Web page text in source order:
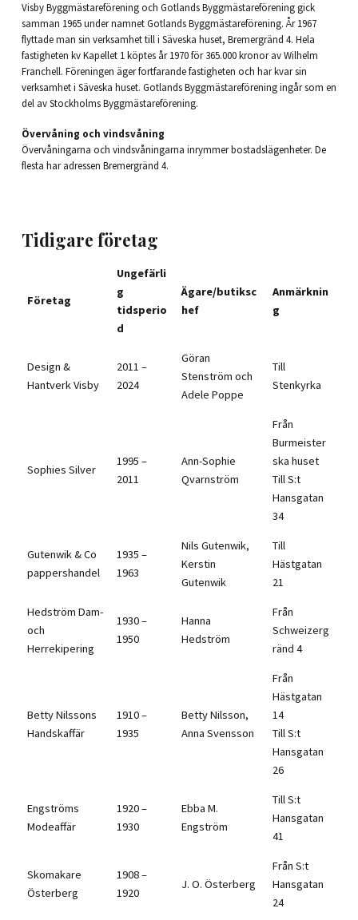
Visby Byggmästareförening och Gotlands Byggmästareförening gick
samman 1965 under namnet Gotlands Byggmästareförening. År 1967
flyttade man sin verksamhet till i Säveska huset, Bremergränd 4. Hela
fastigheten kv Kapellet 1 köptes år 1970 för 365.000 kronor av Wilhelm
Franchell. Föreningen äger fortfarande fastigheten och har kvar sin
verksamhet i Säveska huset. Gotlands Byggmästareförening ingår som en
del av Stockholms Byggmästareförening.
Övervåning och vindsvåning
Övervåningarna och vindsvåningarna inrymmer bostadslägenheter. De
flesta har adressen Bremergränd 4.
Tidigare företag
Företag
Ungefärli
g
tidsperio
d
Ägare/butiksc
hef
Anmärknin
g
Design &
Hantverk Visby
2011 –
2024
Göran
Stenström och
Adele Poppe
Till
Stenkyrka
Sophies Silver
1995 –
2011
Ann-Sophie
Qvarnström
Från
Burmeister
ska huset
Till S:t
Hansgatan
34
Gutenwik & Co
pappershandel
1935 –
1963
Nils Gutenwik,
Kerstin
Gutenwik
Till
Hästgatan
21
Hedström Dam-
och
Herrekipering
1930 –
1950
Hanna
Hedström
Från
Schweizerg
ränd 4
Betty Nilssons
Handskaffär
1910 –
1935
Betty Nilsson,
Anna Svensson
Från
Hästgatan
14
Till S:t
Hansgatan
26
Engströms
Modeaffär
1920 –
1930
Ebba M.
Engström
Till S:t
Hansgatan
41
Skomakare
Österberg
1908 –
1920
J. O. Österberg
Från S:t
Hansgatan
24